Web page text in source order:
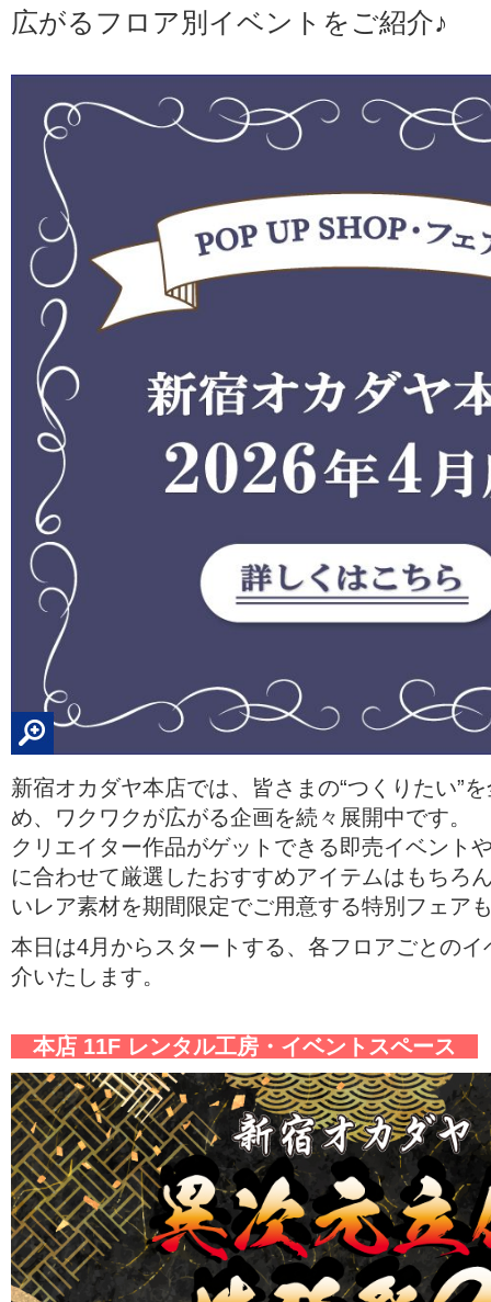
広がるフロア別イベントをご紹介♪
新宿オカダヤ本店では、皆さまの“つくりたい”
め、ワクワクが広がる企画を続々展開中です。
クリエイター作品がゲットできる即売イベント
に合わせて厳選したおすすめアイテムはもちろ
いレア素材を期間限定でご用意する特別フェア
本日は4月からスタートする、各フロアごとの
介いたします。
本店 11F レンタル工房・イベントスペース